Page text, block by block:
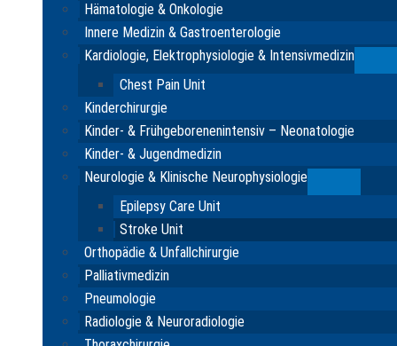
Hämatologie & Onkologie
Innere Medizin & Gastroenterologie
Kardiologie, Elektrophysiologie & Intensivmedizin
Chest Pain Unit
Kinderchirurgie
Kinder- & Frühgeborenenintensiv – Neonatologie
Kinder- & Jugendmedizin
Neurologie & Klinische Neurophysiologie
Epilepsy Care Unit
Stroke Unit
Orthopädie & Unfallchirurgie
Palliativmedizin
Pneumologie
Radiologie & Neuroradiologie